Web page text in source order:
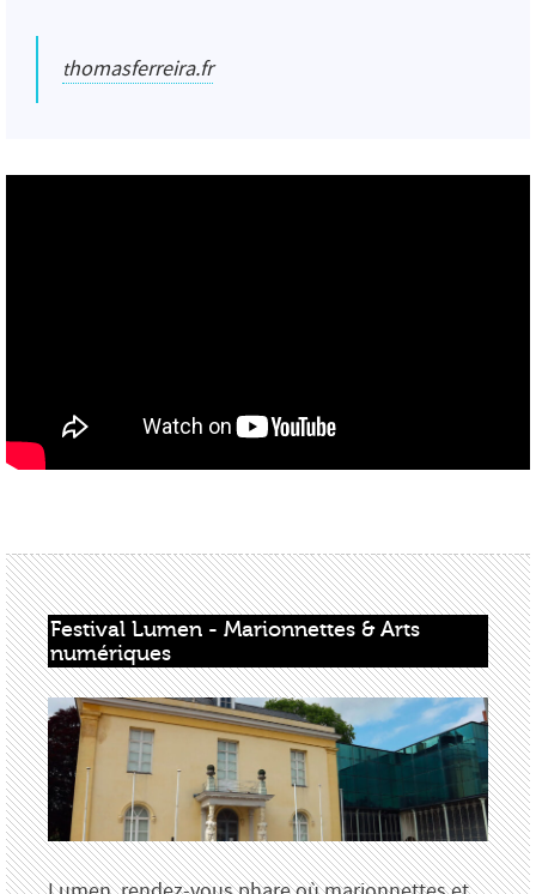
thomasferreira.fr
Festival Lumen - Marionnettes & Arts
numériques